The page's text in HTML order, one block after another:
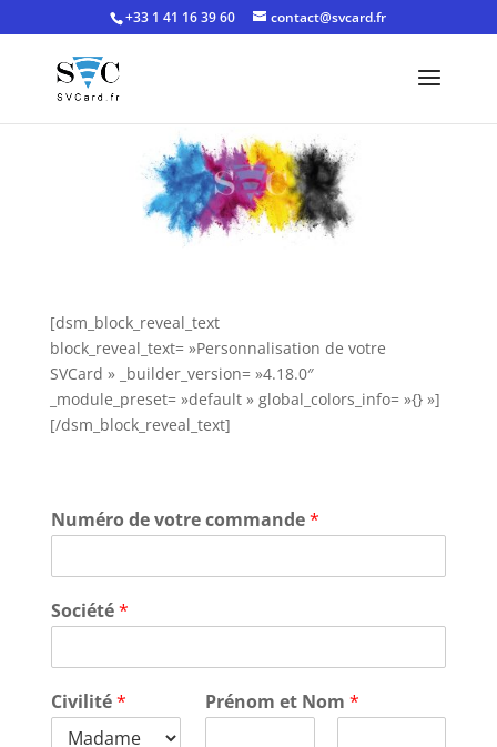
+33 1 41 16 39 60 contact@svcard.fr
[dsm_block_reveal_text
block_reveal_text= »Personnalisation de votre
SVCard » _builder_version= »4.18.0″
_module_preset= »default » global_colors_info= »{} »]
[/dsm_block_reveal_text]
Numéro de votre commande*
Société*
Civilité* Prénom et Nom*